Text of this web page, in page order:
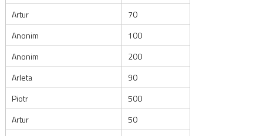
Artur
70
Anonim
100
Anonim
200
Arleta
90
Piotr
500
Artur
50